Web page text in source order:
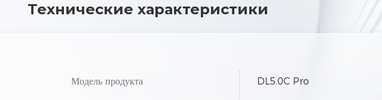
Технические характеристики
Модель продукта DL5.0C Pro